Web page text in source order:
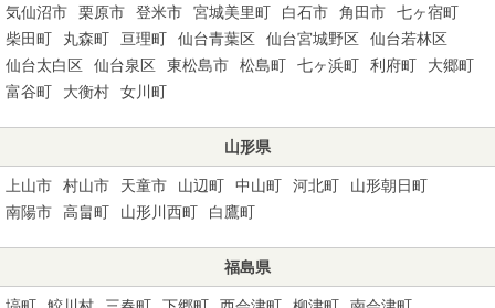
気仙沼市 栗原市 登米市 宮城美里町 白石市 角田市
七ヶ宿町
柴田町
丸森町 亘理町 仙台青葉区 仙台宮城野区
仙台若林区
仙台太白区
仙台泉区 東松島市 松島町 七ヶ浜町 利府町
大郷町
富谷町
大衡村 女川町
山形県
上山市 村山市 天童市 山辺町 中山町 河北町
山形朝日町
南陽市
高畠町 山形川西町 白鷹町
福島県